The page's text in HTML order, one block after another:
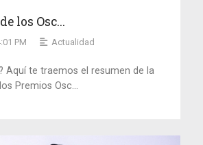
los Osc...
PM Actualidad
Aquí te traemos el resumen de la
Premios Osc...